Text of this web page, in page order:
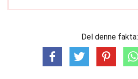
Del denne fakta: